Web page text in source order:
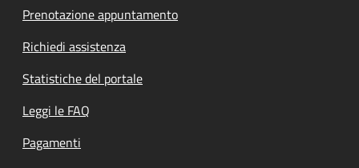
Prenotazione appuntamento
Richiedi assistenza
Statistiche del portale
Leggi le FAQ
Pagamenti